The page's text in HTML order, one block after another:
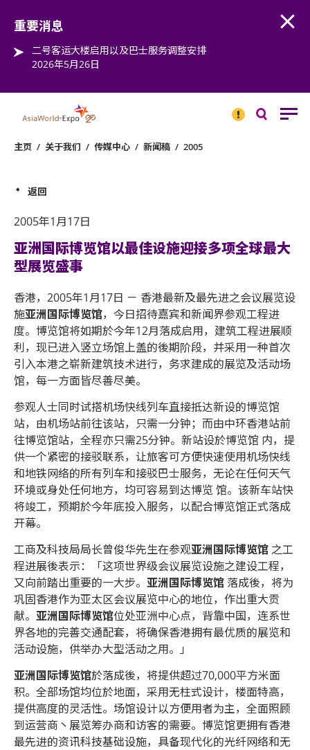
重要消息
二号客运大楼启用以及巴士服务调整安排
2026年5月26日
消息
主页 / 关于我们 / 传媒中心 / 新闻稿 / 2005
返回
2005年1月17日
亚洲国际博览馆以最佳设施迎接多项全球最大
型展览盛事
香港，2005年1月17日 － 香港最新及最先进之会议展览设
施亚洲国际博览馆，今日招待嘉宾和新闻界参观工程进
度。博览馆将如期於今年12月落成启用，建筑工程进展顺
利，现已进入竖立场馆上盖的後期阶段，并采用一种首次
引入本港之崭新建筑技术进行，务求建成的展览及活动场
馆，每一方面皆尽善尽美。
参观人士同时试搭机场快线列车直接抵达新设的博览馆
站，由机场站前往该站，只需一分钟；而由中环香港站前
往博览馆站，全程亦只需25分钟。新站设於博览馆 内，提
供一个紧密的接驳联系，让旅客可方便快速使用机场快线
和地铁网络的所有列车和接驳巴士服务，无论在任何天气
环境或身处任何地方，均可容易到达博览 馆。该新车站快
将竣工，预期於今年底投入服务，以配合博览馆正式落成
开幕。
工商及科技局局长曾俊华先生在参观亚洲国际博览馆 之工
程进展後表示：「这项世界级会议展览设施之建设工程，
又向前踏出重要的一大步。 亚洲国际博览馆 落成後，将为
巩固香港作为亚太区会议展览中心的地位，作出重大贡
献。 亚洲国际博览馆位处亚洲中心点，背靠中国，连系世
界各地的完善交通配套，将确保香港拥有最优质的展览和
活动设施，供举办大型活动之用。」
亚洲国际博览馆於落成後，将提供超过70,000平方米面
积。全部场馆均位於地面，采用无柱式设计，楼面特高，
提供高度的灵活性。场馆设计以方便用者为主，全面照顾
到运营商丶展览筹办商和访客的需要。博览馆更拥有香港
最先进的资讯科技基础设施，具备现代化的光纤网络和无